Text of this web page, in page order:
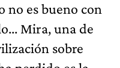
no es bueno con
Mira, una de
sobre